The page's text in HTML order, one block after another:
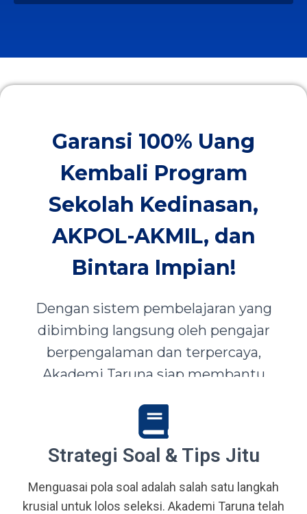
Garansi 100% Uang
Kembali Program
Sekolah Kedinasan,
AKPOL-AKMIL, dan
Bintara Impian!
Dengan sistem pembelajaran yang
dibimbing langsung oleh pengajar
berpengalaman dan terpercaya,
Akademi Taruna siap membantu
mewujudkan impian menjadi Taruna,
Abdi Negara, serta prajurit terbaik
bangsa.
Strategi Soal & Tips Jitu
Menguasai pola soal adalah salah satu langkah
krusial untuk lolos seleksi. Akademi Taruna telah